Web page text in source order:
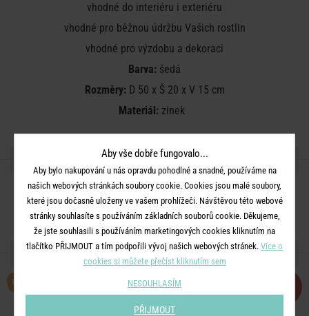
vhodné do interiéru i exteriéru
vhodné pro běžnou údržbu Vašich rostlin
vhodné pro výzdobu a dekoraci
Barva: šedá
Rozměry:D 50 x Š 20 x V 15 cm
Materiál: zinek
SDÍLEJTE S PŘÁTELI
DALŠÍ PRODUKTY ZE SÉRIE
BESTSELLER
Aby vše dobře fungovalo...
Aby bylo nakupování u nás opravdu pohodlné a snadné, používáme na
našich webových stránkách soubory cookie. Cookies jsou malé soubory,
které jsou dočasně uloženy ve vašem prohlížeči. Návštěvou této webové
stránky souhlasíte s používáním základních souborů cookie. Děkujeme,
že jste souhlasili s používáním marketingových cookies kliknutím na
tlačítko PŘIJMOUT a tím podpořili vývoj našich webových stránek. Více o
cookies si můžete přečíst kliknutím sem
NESOUHLASÍM
PŘIJMOUT